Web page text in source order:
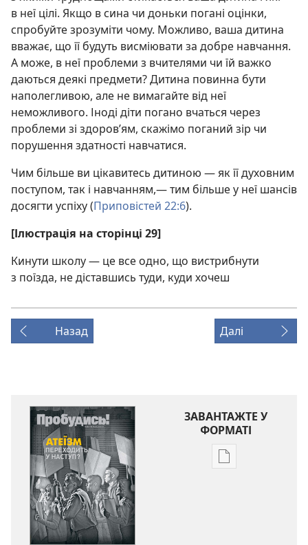
в неї цілі. Якщо в сина чи доньки погані оцінки,
спробуйте зрозуміти чому. Можливо, ваша дитина
вважає, що її будуть висміювати за добре навчання.
А може, в неї проблеми з вчителями чи їй важко
даються деякі предмети? Дитина повинна бути
наполегливою, але не вимагайте від неї
неможливого. Іноді діти погано вчаться через
проблеми зі здоров’ям, скажімо поганий зір чи
порушення здатності навчатися.
Чим більше ви цікавитесь дитиною — як її духовним
поступом, так і навчанням,— тим більше у неї шансів
досягти успіху (Приповістей 22:6).
[Ілюстрація на сторінці 29]
Кинути школу — це все одно, що вистрибнути
з поїзда, не діставшись туди, куди хочеш
Назад Далі
ЗАВАНТАЖТЕ У
ФОРМАТІ
Параметри